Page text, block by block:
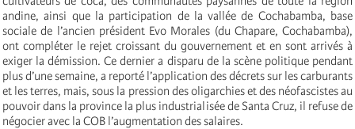
andine, ainsi que la participation de la vallée de Cochabamba, base
sociale de l’ancien président Evo Morales (du Chapare, Cochabamba),
ont compléter le rejet croissant du gouvernement et en sont arrivés à
exiger la démission. Ce dernier a disparu de la scène politique pendant
plus d’une semaine, a reporté l’application des décrets sur les carburants
et les terres, mais, sous la pression des oligarchies et des néofascistes au
pouvoir dans la province la plus industrialisée de Santa Cruz, il refuse de
négocier avec la COB l’augmentation des salaires.